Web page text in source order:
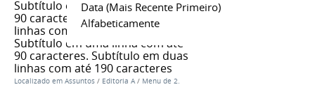
Data (mais Recente Primeiro)
Alfabeticamente
Subtítulo em uma linha com até
90 caracteres. Subtítulo em duas
linhas com até 190 caracteres.
Subtítulo em uma linha com até
90 caracteres. Subtítulo em duas
linhas com até 190 caracteres
Localizado em Assuntos / Editoria A / Menu de 2.